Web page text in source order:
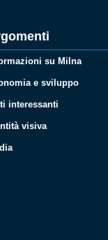
su Milna
e sviluppo
interessanti
visiva